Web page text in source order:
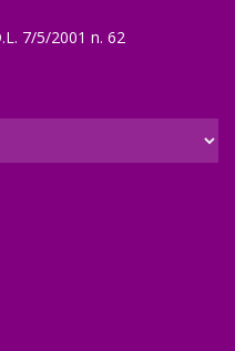
7/5/2001 n. 62